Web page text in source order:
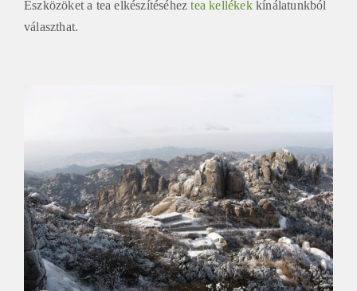
Eszközöket a tea elkészítéséhez tea kellékek kínálatunkból
választhat.